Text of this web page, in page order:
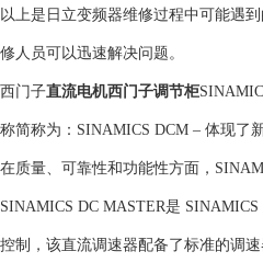
以上是日立变频器维修过程中可能遇
修人员可以迅速解决问题。
西门子直流电机西门子调节柜
称简称为：SINAMICS DCM – 体现了
在质量、可靠性和功能性方面，
SINAMICS DC MASTER是
控制，该直流调速器配备了标准的调